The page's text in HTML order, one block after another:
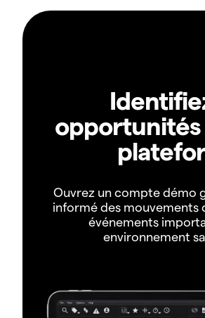
opportunités
Ouvrez un compte démo
informé des mouvements
événements
environnement